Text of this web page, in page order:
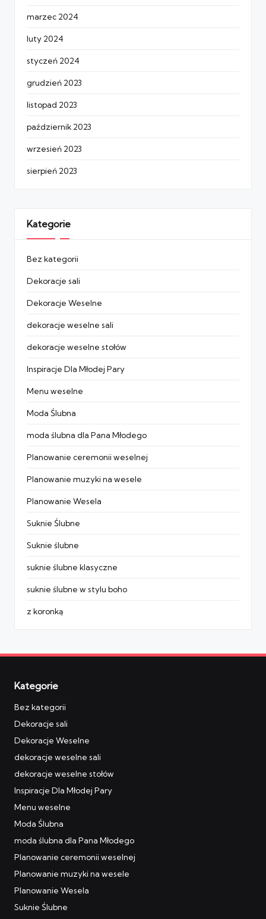
marzec 2024
luty 2024
styczeń 2024
grudzień 2023
listopad 2023
październik 2023
wrzesień 2023
sierpień 2023
Kategorie
Bez kategorii
Dekoracje sali
Dekoracje Weselne
dekoracje weselne sali
dekoracje weselne stołów
Inspiracje Dla Młodej Pary
Menu weselne
Moda Ślubna
moda ślubna dla Pana Młodego
Planowanie ceremonii weselnej
Planowanie muzyki na wesele
Planowanie Wesela
Suknie Ślubne
Suknie ślubne
suknie ślubne klasyczne
suknie ślubne w stylu boho
z koronką
Kategorie
Bez kategorii
Dekoracje sali
Dekoracje Weselne
dekoracje weselne sali
dekoracje weselne stołów
Inspiracje Dla Młodej Pary
Menu weselne
Moda Ślubna
moda ślubna dla Pana Młodego
Planowanie ceremonii weselnej
Planowanie muzyki na wesele
Planowanie Wesela
Suknie Ślubne